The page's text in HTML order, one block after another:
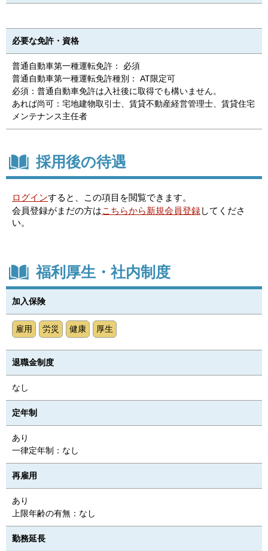
必要な免許・資格
普通自動車第一種運転免許： 必須
普通自動車第一種運転免許種別： AT限定可
必須：普通自動車免許は入社後に取得でも構いません。
あれば尚可：宅地建物取引士、賃貸不動産経営管理士、賃貸住宅
メンテナンス主任者
採用後の待遇
ログインすると、この項目を閲覧できます。
会員登録がまだの方はこちらから新規会員登録してくださ
い。
福利厚生・社内制度
加入保険
雇用 労災 健康 厚生
退職金制度
なし
定年制
あり
一律定年制：なし
再雇用
あり
上限年齢の有無：なし
勤務延長